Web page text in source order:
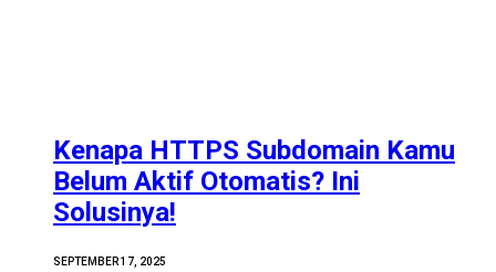
Kenapa HTTPS Subdomain Kamu
Belum Aktif Otomatis? Ini
Solusinya!
SEPTEMBER 17, 2025